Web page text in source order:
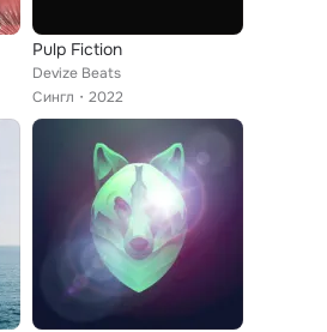
Pulp Fiction
Devize Beats
Сингл
2022